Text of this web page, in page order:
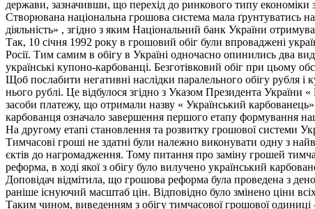
держави, зазначивши, що перехід до ринкового типу економіки
Створювана національна грошова система мала ґрунтуватись
діяльність» , згідно з яким Національний банк України
Так, 10 січня 1992 року в грошовий обіг були впроваджені
Росії. Тим самим в обігу в Україні одночасно опинились два
українські купоно-карбованці. Безготівковий обіг при цьому
Щоб послабити негативні наслідки паралельного обігу рубля
нього рублі. Це відбулося згідно з Указом Президента
засоби платежу, що отримали назву « Український
карбованця означало завершення першого етапу формування
На другому етапі становлення та розвитку грошової системи
Тимчасові гроші не здатні були належно виконувати одну з
єктів до нагромадження. Тому питання про заміну грошей
реформа, в ході якої з обігу було вилучено український
Доповідач відмітила, що грошова реформа була проведена з
раніше існуючий масштаб цін. Відповідно було змінено ціни
Таким чином, виведенням з обігу тимчасової грошової